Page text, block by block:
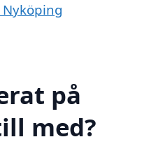
på
med?